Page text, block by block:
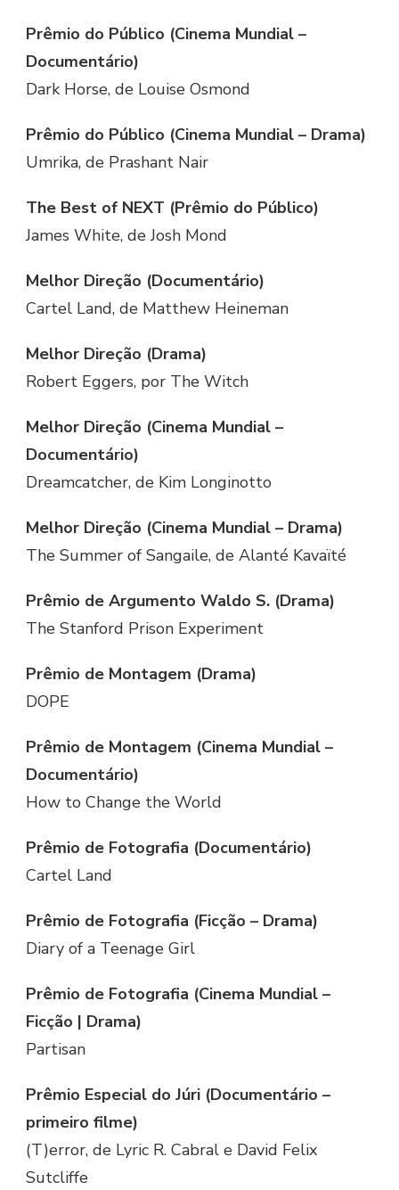
Prêmio do Público (Cinema Mundial –
Documentário)
Dark Horse, de Louise Osmond
Prêmio do Público (Cinema Mundial – Drama)
Umrika, de Prashant Nair
The Best of NEXT (Prêmio do Público)
James White, de Josh Mond
Melhor Direção (Documentário)
Cartel Land, de Matthew Heineman
Melhor Direção (Drama)
Robert Eggers, por The Witch
Melhor Direção (Cinema Mundial –
Documentário)
Dreamcatcher, de Kim Longinotto
Melhor Direção (Cinema Mundial – Drama)
The Summer of Sangaile, de Alanté Kavaïté
Prêmio de Argumento Waldo S. (Drama)
The Stanford Prison Experiment
Prêmio de Montagem (Drama)
DOPE
Prêmio de Montagem (Cinema Mundial –
Documentário)
How to Change the World
Prêmio de Fotografia (Documentário)
Cartel Land
Prêmio de Fotografia (Ficção – Drama)
Diary of a Teenage Girl
Prêmio de Fotografia (Cinema Mundial –
Ficção | Drama)
Partisan
Prêmio Especial do Júri (Documentário –
primeiro filme)
(T)error, de Lyric R. Cabral e David Felix
Sutcliffe